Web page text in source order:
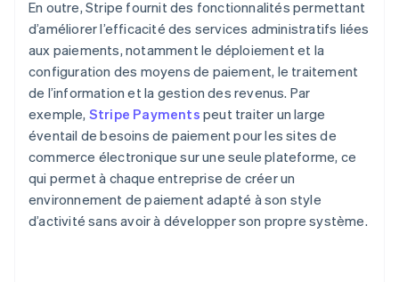
En outre, Stripe fournit des fonctionnalités permettant
d’améliorer l’efficacité des services administratifs liées
aux paiements, notamment le déploiement et la
configuration des moyens de paiement, le traitement
de l’information et la gestion des revenus. Par
exemple, Stripe Payments peut traiter un large
éventail de besoins de paiement pour les sites de
commerce électronique sur une seule plateforme, ce
qui permet à chaque entreprise de créer un
environnement de paiement adapté à son style
d’activité sans avoir à développer son propre système.